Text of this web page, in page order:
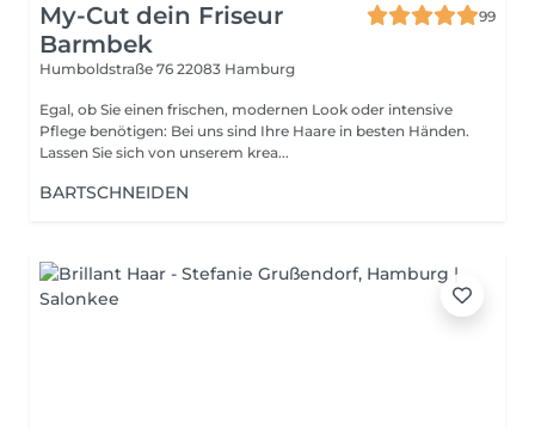
My-Cut dein Friseur
Barmbek
99
Humboldstraße 76 22083 Hamburg
Egal, ob Sie einen frischen, modernen Look oder intensive
Pflege benötigen: Bei uns sind Ihre Haare in besten Händen.
Lassen Sie sich von unserem krea...
BARTSCHNEIDEN